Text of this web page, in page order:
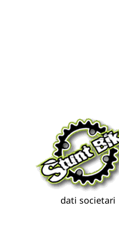
dati societari